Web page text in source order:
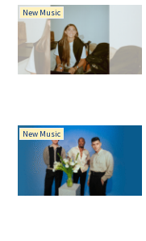
New Music
New Music